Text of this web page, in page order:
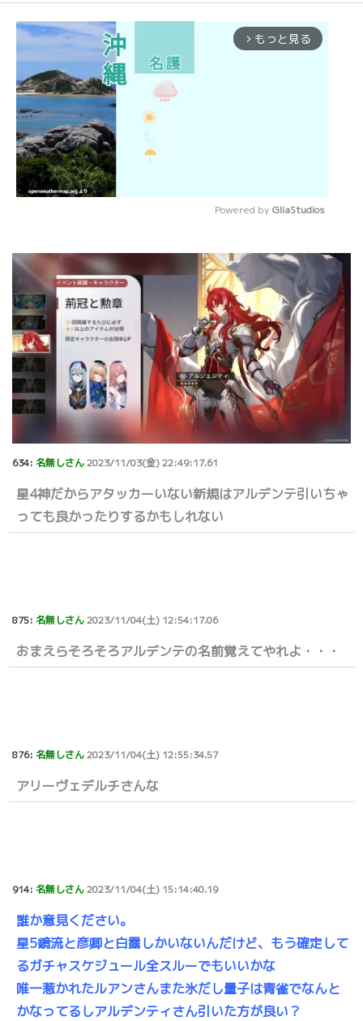
arrow_forward_ios もっと見る
Powered by GliaStudios
634: 名無しさん2023/11/03(金) 22:49:17.61
星4神だからアタッカーいない新規はアルデンテ引いちゃ
っても良かったりするかもしれない
875: 名無しさん2023/11/04(土) 12:54:17.06
おまえらそろそろアルデンテの名前覚えてやれよ・・・
876: 名無しさん2023/11/04(土) 12:55:34.57
アリーヴェデルチさんな
914: 名無しさん2023/11/04(土) 15:14:40.19
誰か意見ください。
星5鏡流と彦卿と白露しかいないんだけど、もう確定して
るガチャスケジュール全スルーでもいいかな
唯一惹かれたルアンさんまた氷だし量子は青雀でなんと
かなってるしアルデンティさん引いた方が良い？